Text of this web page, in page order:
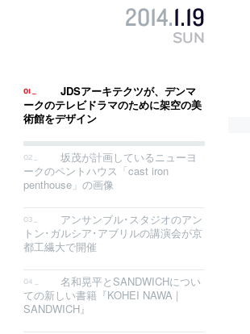
2014.1.19
SUN
JDSアーキテクツが、デンマ
ークのテレビドラマのために架空の美
術館をデザイン
坂茂が計画しているニューヨ
ークのペントハウス「cast iron
penthouse」の画像
アンサンブル･スタジオのアン
トン･ガルシア･アブリルの講演会が京
都工繊大で開催
名和晃平とSANDWICHについ
ての新しい書籍『KOHEI NAWA |
SANDWICH』